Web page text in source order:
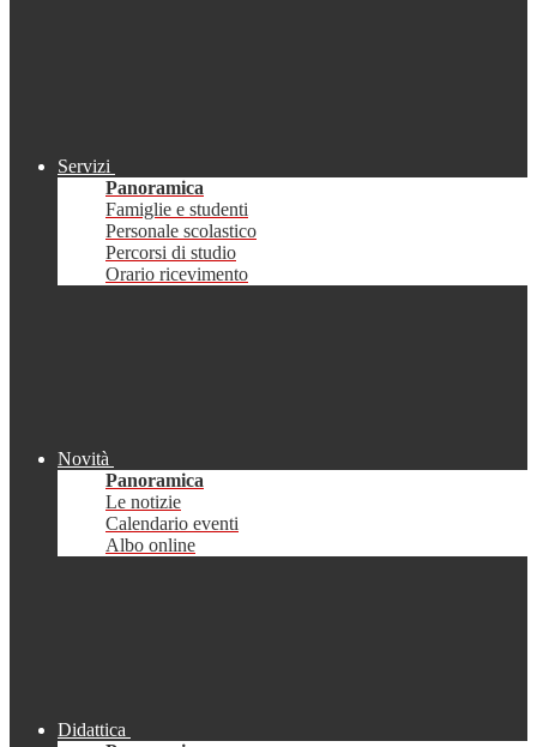
Servizi
Panoramica
Famiglie e studenti
Personale scolastico
Percorsi di studio
Orario ricevimento
Novità
Panoramica
Le notizie
Calendario eventi
Albo online
Didattica